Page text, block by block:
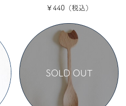
￥440（税込）
SOLD OUT